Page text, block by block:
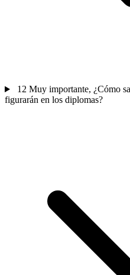
12 Muy importante, ¿Cómo
figurarán en los diplomas?